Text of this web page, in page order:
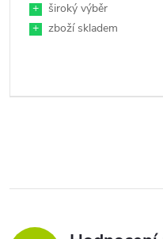
+
široký výběr
+
zboží skladem